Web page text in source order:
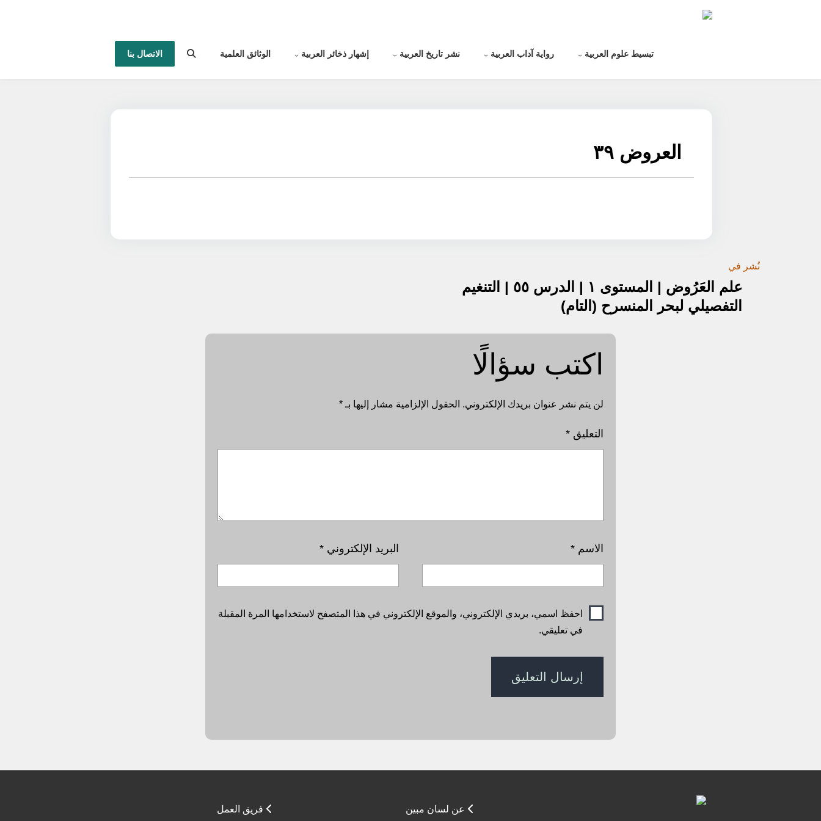
تبسيط علوم العربية رواية آداب العربية نشر تاريخ العربية إشهار ذخائر العربية الوثائق العلمية الاتصال بنا
العروض ٣٩
تصفّح
المقالات
نُشر في
علم العَرُوض | المستوى ١ | الدرس ٥٥ | التنغيم
التفصيلي لبحر المنسرح (التام)
اكتب سؤالًا
لن يتم نشر عنوان بريدك الإلكتروني. الحقول الإلزامية مشار إليها بـ *
التعليق *
الاسم * البريد الإلكتروني *
احفظ اسمي، بريدي الإلكتروني، والموقع الإلكتروني في هذا المتصفح لاستخدامها المرة المقبلة
في تعليقي.
عن لسان مبين فريق العمل